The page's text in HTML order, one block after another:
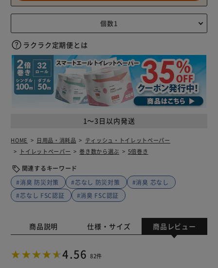
1～3日以内発送
ラクラク定期便とは
HOME 日用品・消耗品
ティッシュ・トイレットペーパー
トイレットペーパー
巻き数から選ぶ 5倍巻き
関連するキーワード
#消臭 防災対策
#芯なし 防災対策
#消臭 芯なし
#芯なし FSC認証
#消臭 FSC認証
商品説明 仕様・サイズ 商品レビュー
4.56 82件